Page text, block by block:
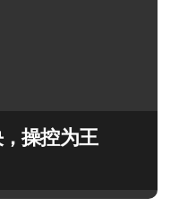
操控为王